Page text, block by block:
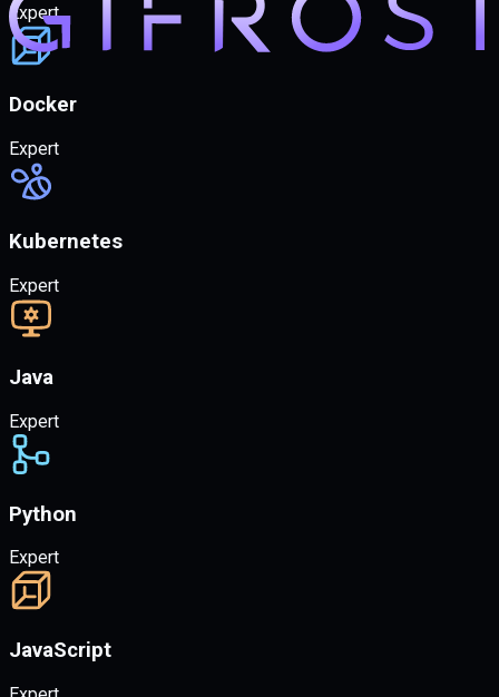
Expert
Docker
Expert
Kubernetes
Expert
Java
Expert
Python
Expert
JavaScript